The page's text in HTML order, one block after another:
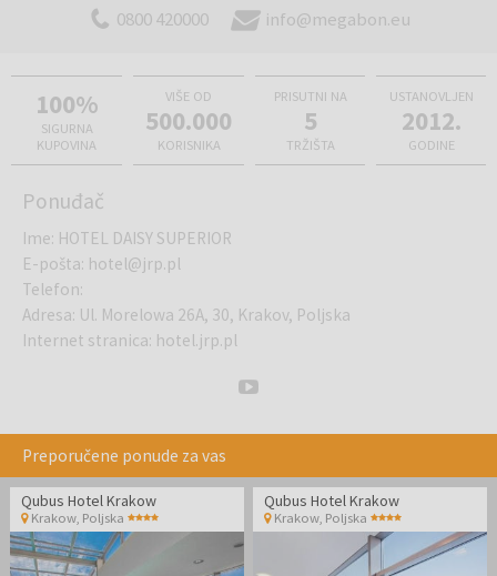
saunu i boravak u masažnoj kadi, u kojima se možete opustiti i
0800 420000 info@megabon.eu
100%
SIGURNA
KUPOVINA
VIŠE OD
500.000
KORISNIKA
PRISUTNI NA
5
TRŽIŠTA
USTANOVLJEN
2012.
GODINE
Ponuđač
Ime: HOTEL DAISY SUPERIOR
E-pošta: hotel@jrp.pl
Telefon:
Adresa: Ul. Morelowa 26A, 30, Krakov, Poljska
Internet stranica: hotel.jrp.pl
Preporučene ponude za vas
Qubus Hotel Krakow
Krakow, Poljska
Qubus Hotel Krakow
Krakow, Poljska